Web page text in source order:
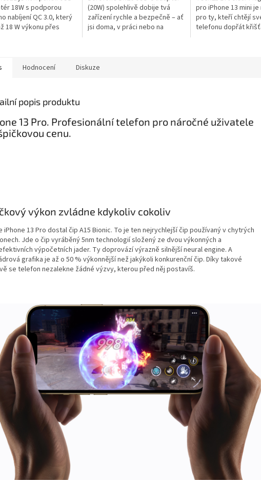
18W s podporou
nabíjení QC 3.0, který
18 W výkonu přes
(20W) spolehlivě dobije tvá
zařízení rychle a bezpečně – ať
jsi doma, v práci nebo na
pro iPhone 13 mini
pro ty, kteří chtějí
telefonu dopřát
Hodnocení Diskuze
popis produktu
13 Pro. Profesionální telefon pro náročné uživatele
cenu.
výkon zvládne kdykoliv cokoliv
iPhone 13 Pro dostal čip A15 Bionic. To je ten nejrychlejší čip používaný v chytrých
Jde o čip vyráběný 5nm technologií složený ze dvou výkonných a
výpočetních jader. Ty doprovází výrazně silnější neural engine. A
grafika je až o 50 % výkonnější než jakýkoli konkurenční čip. Díky takové
se telefon nezalekne žádné výzvy, kterou před něj postavíš.